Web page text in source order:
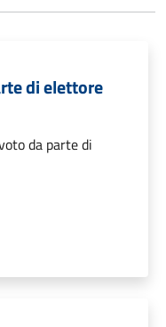
di elettore
da parte di